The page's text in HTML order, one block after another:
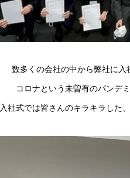
数多くの会社の中から弊社に入
コロナという未曽有のパンデ
入社式では皆さんのキラキラした